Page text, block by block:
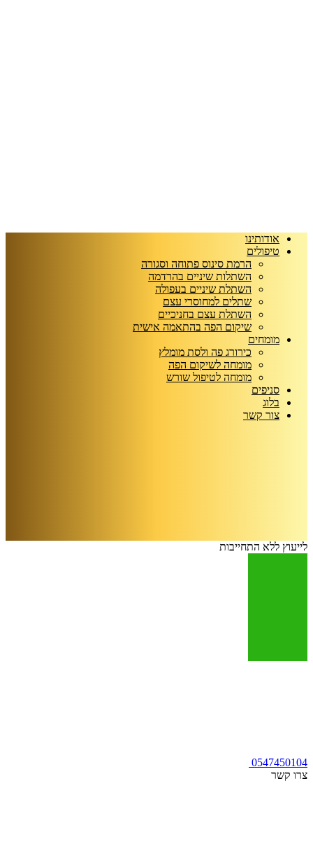
אודותינו
טיפולים
הרמת סינוס פתוחה וסגורה
השתלות שיניים בהרדמה
השתלת שיניים בעפולה
שתלים למחוסרי עצם
השתלת עצם בחניכיים
שיקום הפה בהתאמה אישית
מומחים
כירורג פה ולסת מומלץ
מומחה לשיקום הפה
מומחה לטיפול שורש
סניפים
בלוג
צור קשר
לייעוץ ללא התחייבות
0547450104
צרו קשר